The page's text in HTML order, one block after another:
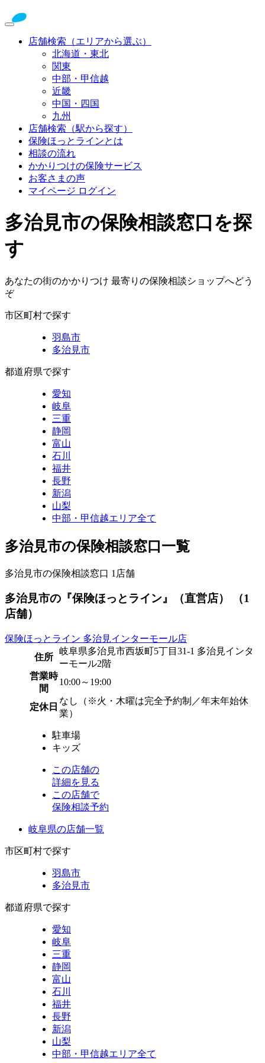
店舗検索（エリアから選ぶ）
北海道・東北
関東
中部・甲信越
近畿
中国・四国
九州
店舗検索（駅から探す）
保険ほっとラインとは
相談の流れ
かかりつけの保険サービス
お客さまの声
マイページ ログイン
多治見市の保険相談窓口を探
す
あなたの街のかかりつけ 最寄りの保険相談ショップへどう
ぞ
市区町村で探す
羽島市
多治見市
都道府県で探す
愛知
岐阜
三重
静岡
富山
石川
福井
長野
新潟
山梨
中部・甲信越エリア全て
多治見市の保険相談窓口一覧
多治見市の保険相談窓口 1 店舗
多治見市の『保険ほっとライン』（直営店） （1
店舗）
保険ほっとライン 多治見インターモール店
住所
岐阜県多治見市西坂町5丁目31-1 多治見インタ
ーモール2階
営業時
間
10:00～19:00
定休日
なし（※火・木曜は完全予約制／年末年始休
業）
駐車場
キッズ
この店舗の
詳細を見る
この店舗で
保険相談予約
岐阜県の店舗一覧
市区町村で探す
羽島市
多治見市
都道府県で探す
愛知
岐阜
三重
静岡
富山
石川
福井
長野
新潟
山梨
中部・甲信越エリア全て